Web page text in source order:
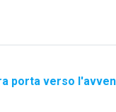
finanziaria senza
visiti templi e luoghi
porta verso